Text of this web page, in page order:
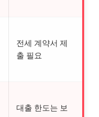
전세 계약서 제
출 필요
대출 한도는 보